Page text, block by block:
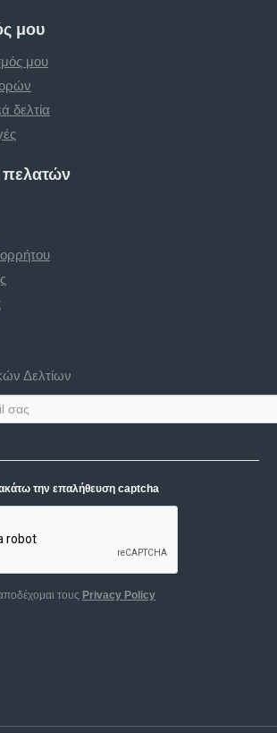
μου
μου
δελτία
Δελτίων
την επαλήθευση captcha
τους Privacy Policy